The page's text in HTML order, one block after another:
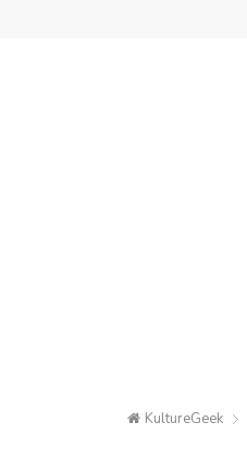
KultureGeek